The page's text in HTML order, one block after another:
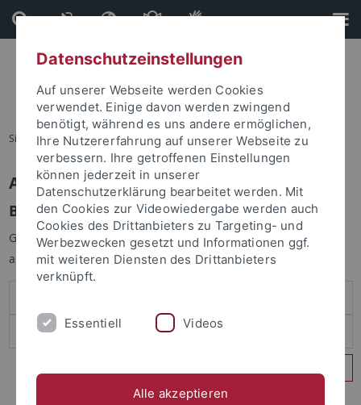
Direkt
zum
Inhalt
Direkt
zur
Fußleiste
Sie sind hier: Startseite
Anmelden
Benutzeranmeldung
Geben Sie Ihren Benutzernamen und Ihr Passwort an um sich
anzumelden:
Datenschutzeinstellungen
Auf unserer Webseite werden Cookies
verwendet. Einige davon werden zwingend
benötigt, während es uns andere ermöglichen,
Ihre Nutzererfahrung auf unserer Webseite zu
verbessern. Ihre getroffenen Einstellungen
können jederzeit in unserer
Datenschutzerklärung bearbeitet werden. Mit
den Cookies zur Videowiedergabe werden auch
Cookies des Drittanbieters zu Targeting- und
Werbezwecken gesetzt und Informationen ggf.
mit weiteren Diensten des Drittanbieters
verknüpft.
Essentiell Videos
Alle akzeptieren